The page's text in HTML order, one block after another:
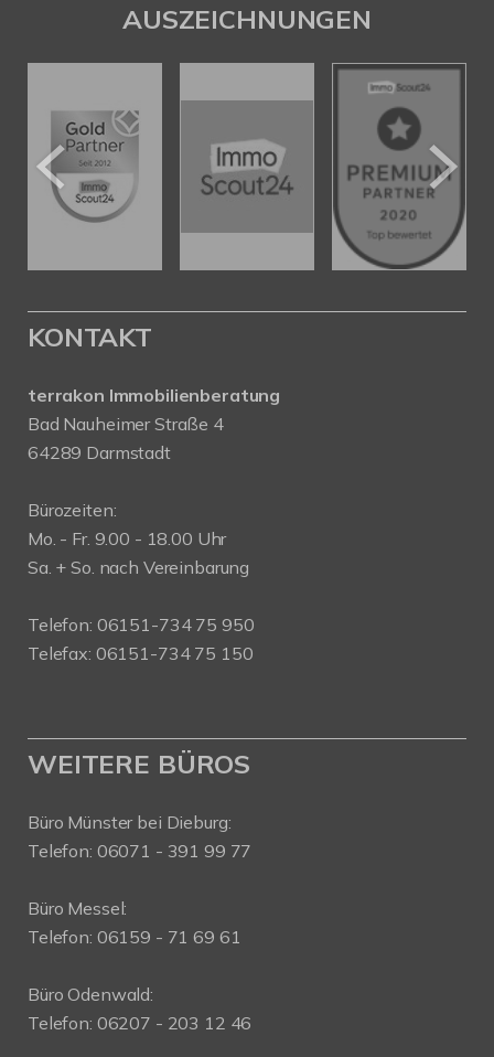
AUSZEICHNUNGEN
KONTAKT
terrakon Immobilienberatung
Bad Nauheimer Straße 4
64289 Darmstadt
Bürozeiten:
Mo. - Fr. 9.00 - 18.00 Uhr
Sa. + So. nach Vereinbarung
Telefon: 06151-734 75 950
Telefax: 06151-734 75 150
WEITERE BÜROS
Büro Münster bei Dieburg:
Telefon: 06071 - 391 99 77
Büro Messel:
Telefon: 06159 - 71 69 61
Büro Odenwald:
Telefon: 06207 - 203 12 46